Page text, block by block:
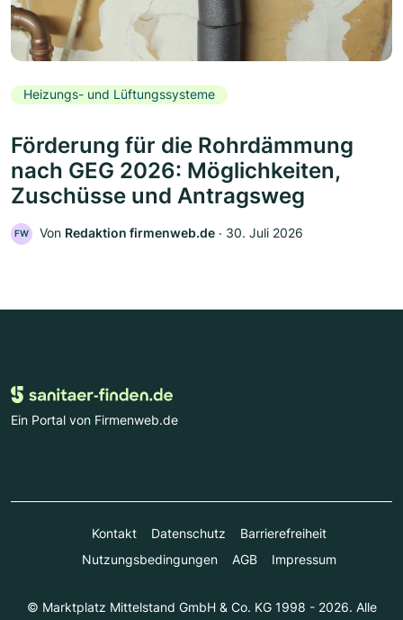
Heizungs- und Lüftungssysteme
Förderung für die Rohrdämmung
nach GEG 2026: Möglichkeiten,
Zuschüsse und Antragsweg
FW Von Redaktion firmenweb.de ‧ 30. Juli 2026
Ein Portal von Firmenweb.de
Kontakt Datenschutz
Barrierefreiheit
Nutzungsbedingungen
AGB Impressum
© Marktplatz Mittelstand GmbH & Co. KG 1998 - 2026. Alle